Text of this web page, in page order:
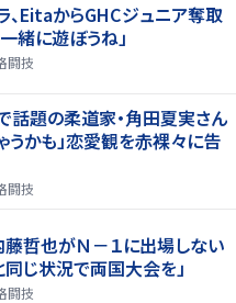
ラ、EitaからGHCジュニア奪取
緒に遊ぼうね」
闘技
で話題の柔道家・角田夏実さん
うかも」恋愛観を赤裸々に告
闘技
藤哲也がＮ－１に出場しない
じ状況で両国大会を」
闘技